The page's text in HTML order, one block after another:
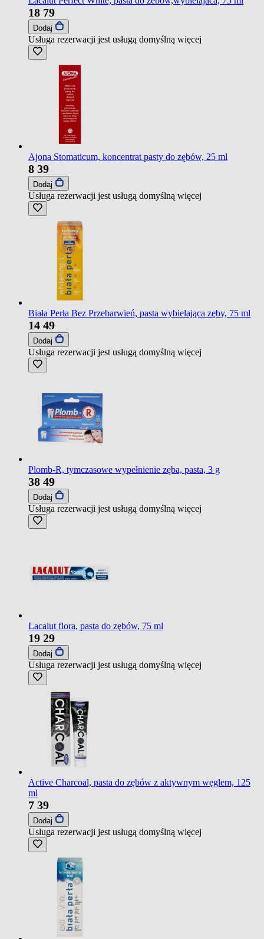
18 79
Dodaj
Usługa rezerwacji jest usługą domyślną więcej
Ajona Stomaticum, koncentrat pasty do zębów, 25 ml
8 39
Dodaj
Usługa rezerwacji jest usługą domyślną więcej
Biała Perła Bez Przebarwień, pasta wybielająca zęby, 75 ml
14 49
Dodaj
Usługa rezerwacji jest usługą domyślną więcej
Plomb-R, tymczasowe wypełnienie zęba, pasta, 3 g
38 49
Dodaj
Usługa rezerwacji jest usługą domyślną więcej
Lacalut flora, pasta do zębów, 75 ml
19 29
Dodaj
Usługa rezerwacji jest usługą domyślną więcej
Active Charcoal, pasta do zębów z aktywnym węglem, 125
ml
7 39
Dodaj
Usługa rezerwacji jest usługą domyślną więcej